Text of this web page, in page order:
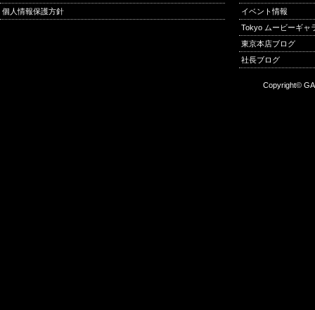
個人情報保護方針
イベント情報
Tokyo ムービーギャ
東京本店ブログ
社長ブログ
Copyright©